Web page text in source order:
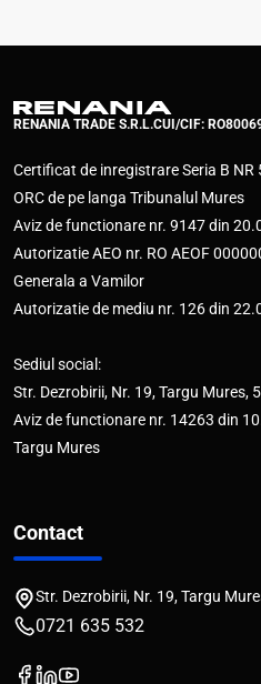
RENANIA TRADE S.R.L.CUI/CIF:
Certificat de inregistrare Seria B
ORC de pe langa Tribunalul Mures
Aviz de functionare nr. 9147 din
Autorizatie AEO nr. RO AEOF
Generala a Vamilor
Autorizatie de mediu nr. 126 din
Sediul social:
Str. Dezrobirii, Nr. 19, Targu Mures,
Aviz de functionare nr. 14263 din
Targu Mures
Contact
Str. Dezrobirii, Nr. 19, Targu
0721 635 532